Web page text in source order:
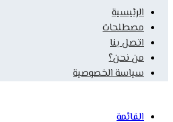
الرئيسية
مصطلحات
اتصل بنا
من نحن؟
سياسة الخصوصية
القائمة